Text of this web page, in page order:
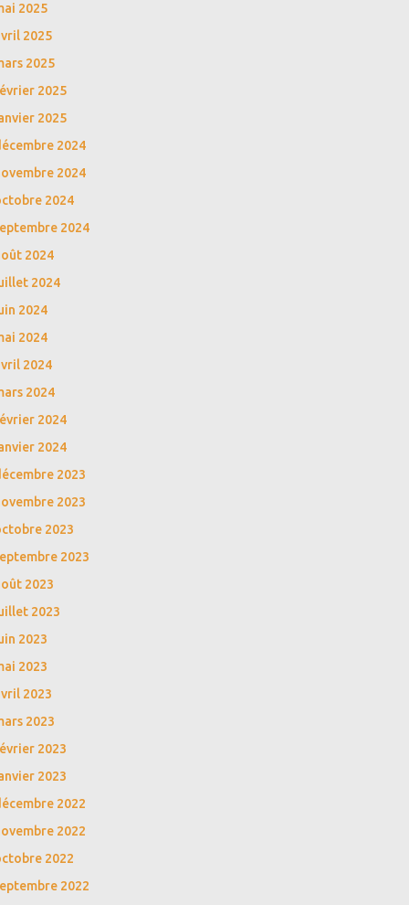
2025
2025
2025
2025
2025
2024
2024
2024
2024
2024
2024
2024
2024
2024
2024
2024
2024
2023
2023
2023
2023
2023
2023
2023
2023
2023
2023
2023
2023
2022
2022
2022
2022